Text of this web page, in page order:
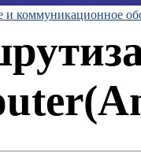
и коммуникационное